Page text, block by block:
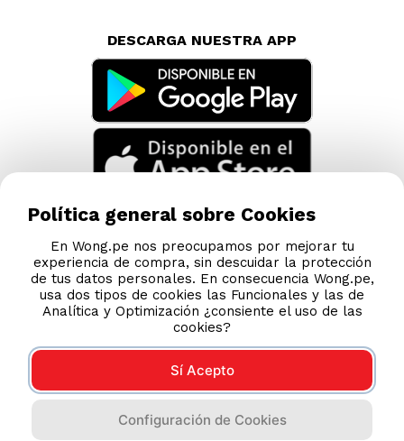
DESCARGA NUESTRA APP
Política general sobre Cookies
En Wong.pe nos preocupamos por mejorar tu
experiencia de compra, sin descuidar la protección
de tus datos personales. En consecuencia Wong.pe,
usa dos tipos de cookies las Funcionales y las de
Analítica y Optimización ¿consiente el uso de las
cookies?
Sí Acepto
Configuración de Cookies